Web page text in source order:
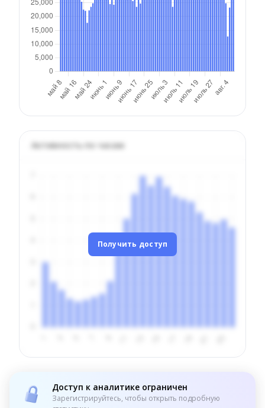
Активность по часам
Получить доступ
Доступ к аналитике ограничен
Зарегистрируйтесь, чтобы открыть подробную